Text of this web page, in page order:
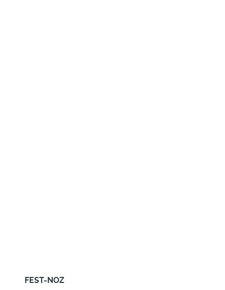
FEST-NOZ